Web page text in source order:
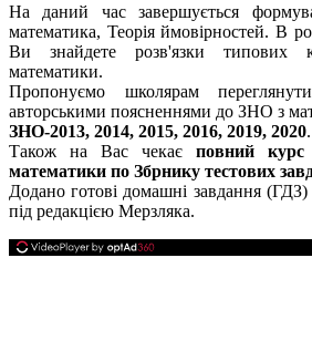
На даний час завершується
математика, Теорія ймовірностей. В
Ви знайдете розв'язки типових
математики.
Пропонуємо школярам
авторськими поясненнями до ЗНО з
ЗНО-2013, 2014, 2015, 2016, 2019, 2020.
Також на Вас чекає повний
математики по Збрнику тестових
Додано готові домашні завдання (ГДЗ)
під редакцією Мерзляка.